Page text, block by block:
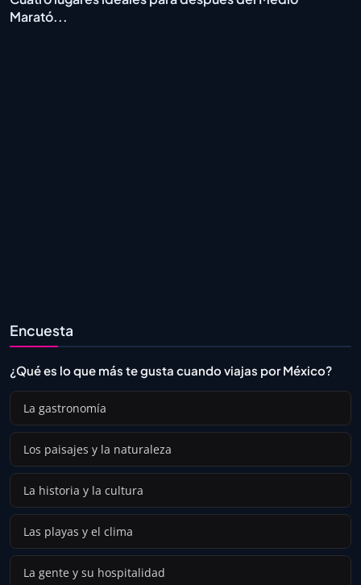
Marató...
Encuesta
¿Qué es lo que más te gusta cuando viajas por México?
La gastronomía
Los paisajes y la naturaleza
La historia y la cultura
Las playas y el clima
La gente y su hospitalidad